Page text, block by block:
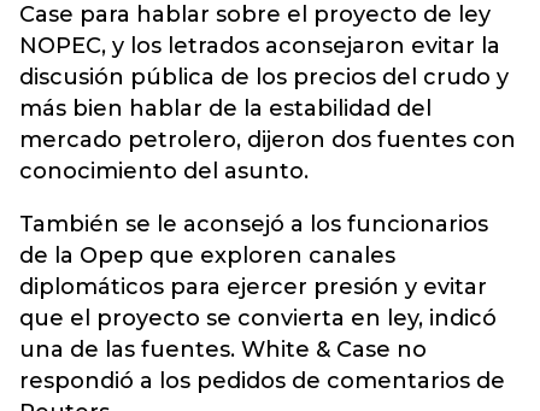
Case para hablar sobre el proyecto de ley
NOPEC, y los letrados aconsejaron evitar la
discusión pública de los precios del crudo y
más bien hablar de la estabilidad del
mercado petrolero, dijeron dos fuentes con
conocimiento del asunto.
También se le aconsejó a los funcionarios
de la Opep que exploren canales
diplomáticos para ejercer presión y evitar
que el proyecto se convierta en ley, indicó
una de las fuentes. White & Case no
respondió a los pedidos de comentarios de